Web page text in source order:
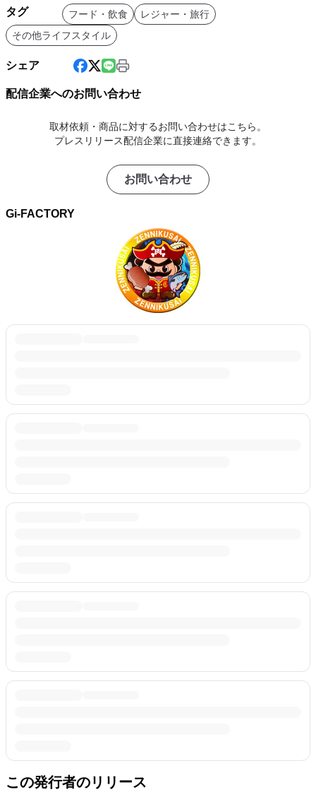
タグ フード・飲食
レジャー・旅行
その他ライフスタイル
シェア
配信企業へのお問い合わせ
取材依頼・商品に対するお問い合わせはこちら。
プレスリリース配信企業に直接連絡できます。
お問い合わせ
Gi-FACTORY
この発行者のリリース